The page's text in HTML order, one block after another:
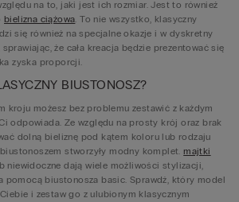
na to, jaki jest ich rozmiar. Jest to również
bielizna ciążowa. To nie wszystko, klasyczny
się również na specjalne okazje i w dyskretny
że cała kreacja będzie prezentować się
zyska proporcji.
BIUSTONOSZ?
kroju możesz bez problemu zestawić z każdym
odpowiada. Ze względu na prosty krój oraz brak
dolną bieliznę pod kątem koloru lub rodzaju
biustonoszem stworzyły modny komplet.majtki
niewidoczne dają wiele możliwości stylizacji,
pomocą biustonosza basic. Sprawdź, który model
i zestaw go z ulubionym klasycznym